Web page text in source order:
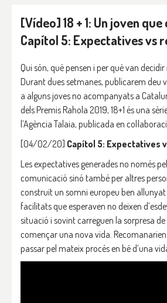
[Vídeo] 18 + 1: Un joven que
Capítol 5: Expectatives vs
Qui són, què pensen i per què van
Durant dues setmanes, publicarem deu
a alguns joves no acompanyats a
dels Premis Rahola 2019, 18+1 és una
l’Agència Talaia, publicada en
[04/02/20] Capítol 5: Expectatives
Les expectatives generades no només
comunicació sinó també per altres
construït un somni europeu ben
facilitats que esperaven no deixen
situació i sovint carreguen la sorpresa
començar una nova vida.
passar pel mateix procés en bé d’una